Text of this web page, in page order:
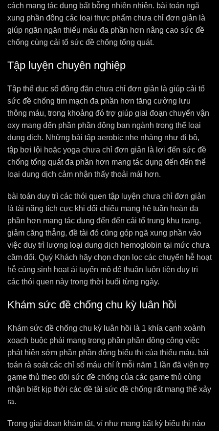
cách mang tác dụng bất bỗng nhiên nhiên. bài toán ngã
xung phần đông các loại thực phẩm chưa chỉ đơn giản là
giúp ngăn ngăn thiếu máu đa phần hơn nâng cao sức đề
chống cùng cải tổ sức đề chống tổng quát.
Tập luyện chuyên nghiệp
Tập thể dục số đông đặn chưa chỉ đơn giản là giúp cải tổ
sức đề chống tim mạch đa phần hơn tăng cường lưu
thông máu, trong khoảng đó trợ giúp giai đoạn chuyển vận
oxy mang đến phần phần đông ban ngành trong thể loại
dung dịch. Những bài tập aerobic nhẹ nhàng như đi bộ,
tập bơi lội hoặc yoga chưa chỉ đơn giản là lợi đến sức đề
chống tổng quát đa phần hơn mang tác dụng đến đến thể
loại dung dịch cảm nhận thấy thoải mái hơn.
bài toán duy trì các thói quen tập luyện chưa chỉ đơn giản
là tài năng tích cực khi đối chiếu mang hệ tuần hoàn đa
phần hơn mang tác dụng đến đến cải tổ trung khu trạng,
giảm căng thẳng, đề tài đó cũng góp ngã xung phần vào
việc duy trì lượng loại dung dịch hemoglobin tại mức chưa
cầm đổi. Quý Khách hãy chọn chọn lọc các chuyển hễ hoạt
hễ cùng sinh hoạt ái tuyển mộ để thuận luôn tiện duy trì
các thói quen này trong thời buổi từng ngày.
Khám sức đề chống chu kỳ luân hồi
Khám sức đề chống chu kỳ luân hồi là 1 khía cạnh xoành
xoạch buộc phải mang trong phần phần đông công việc
phát hiện sớm phần phần đông biểu thị của thiếu máu. bài
toán rà soát các chỉ số máu chí ít mỗi năm 1 lần đã viện trợ
game thủ theo dõi sức đề chống của các game thủ cùng
nhận biết kịp thời các đề tài sức đề chống rất mang thể xảy
ra.
Trong giai đoạn khám tật, ví như mang bất kỳ biểu thị nào